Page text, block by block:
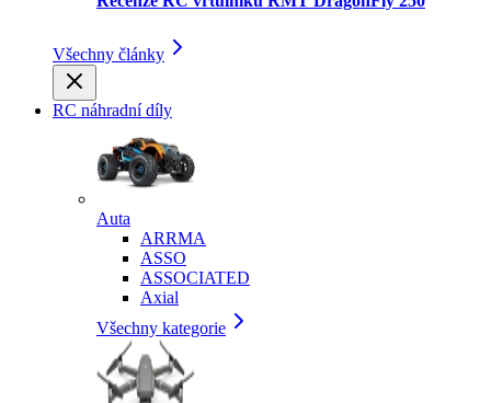
Všechny články
RC náhradní díly
Auta
ARRMA
ASSO
ASSOCIATED
Axial
Všechny kategorie